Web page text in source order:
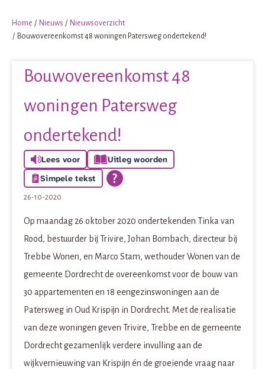
Home Nieuws
Nieuwsoverzicht
Bouwovereenkomst 48 woningen Patersweg ondertekend!
Bouwovereenkomst 48
woningen Patersweg
ondertekend!
Lees voor
Uitleg woorden
Simpele tekst
26-10-2020
Op maandag 26 oktober 2020 ondertekenden Tinka van
Rood, bestuurder bij Trivire, Johan Bombach, directeur bij
Trebbe Wonen, en Marco Stam, wethouder Wonen van de
gemeente Dordrecht de overeenkomst voor de bouw van
30 appartementen en 18 eengezinswoningen aan de
Patersweg in Oud Krispijn in Dordrecht. Met de realisatie
van deze woningen geven Trivire, Trebbe en de gemeente
Dordrecht gezamenlijk verdere invulling aan de
wijkvernieuwing van Krispijn én de groeiende vraag naar